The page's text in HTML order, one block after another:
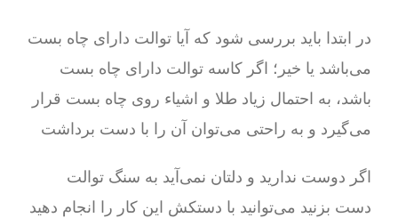
در ابتدا باید بررسی شود که آیا توالت دارای چاه بست
می‌باشد یا خیر؛ اگر کاسه توالت دارای چاه بست
باشد، به احتمال زیاد طلا و اشیاء روی چاه بست قرار
می‌گیرد و به راحتی می‌توان آن را با دست برداشت
اگر دوست ندارید و دلتان نمی‌آید به سنگ توالت
دست بزنید می‌توانید با دستکش این کار را انجام دهید